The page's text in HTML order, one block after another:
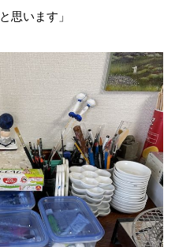
思います」